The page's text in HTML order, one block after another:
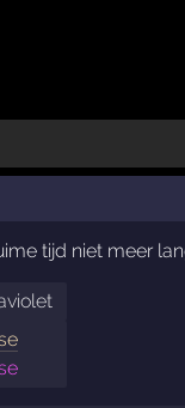
tijd niet meer